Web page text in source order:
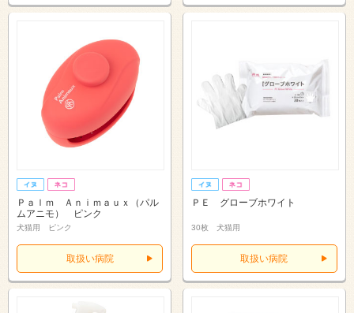
Ｐａｌｍ Ａｎｉｍａｕｘ（パル
ムアニモ） ピンク
犬猫用 ピンク
取扱い病院
ＰＥ グローブホワイト
30枚 犬猫用
取扱い病院